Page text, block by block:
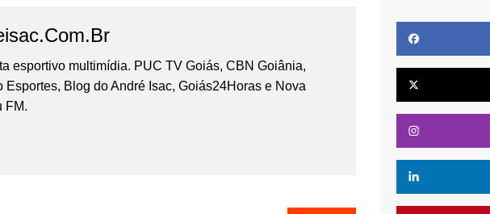
esportivo multimídia. PUC TV Goiás, CBN Goiânia,
Esportes, Blog do André Isac, Goiás24Horas e Nova
FM.